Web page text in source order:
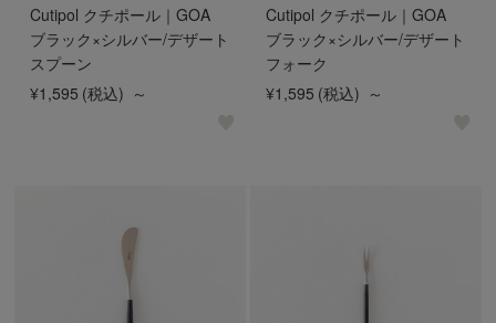
Cutipol クチポール｜GOA
ブラック×シルバー/デザート
スプーン
¥1,595 (税込) ～
Cutipol クチポール｜GOA
ブラック×シルバー/デザート
フォーク
¥1,595 (税込) ～